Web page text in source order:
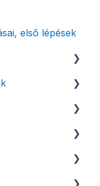
első lépések